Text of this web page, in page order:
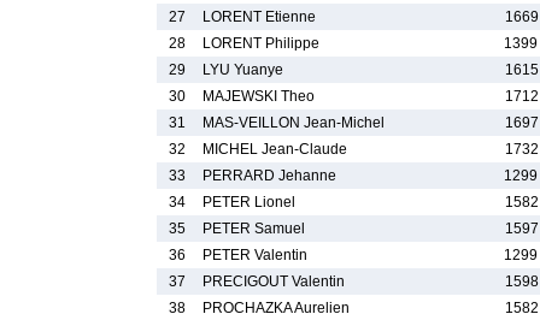
27
LORENT Etienne
28
LORENT Philippe
1399
29
LYU Yuanye
30
MAJEWSKI Theo
31
MAS-VEILLON Jean-Michel
32
MICHEL Jean-Claude
33
PERRARD Jehanne
1299
34
PETER Lionel
35
PETER Samuel
36
PETER Valentin
1299
37
PRECIGOUT Valentin
38
PROCHAZKA Aurelien